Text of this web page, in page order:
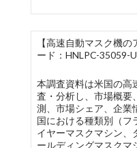
【高速自動マスク機
ード：HNLPC-35059-
本調査資料は米国の高
査・分析し、市場概要
測、市場シェア、企業
国における種類別（フ
イヤーマスクマシン、
ールディングマスクマ